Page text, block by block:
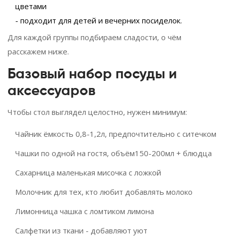
цветами
- подходит для детей и вечерних посиделок.
Для каждой группы подбираем сладости, о чём
расскажем ниже.
Базовый набор посуды и
аксессуаров
Чтобы стол выглядел целостно, нужен минимум:
Чайник ёмкость 0,8-1,2л, предпочтительно с ситечком
Чашки по одной на гостя, объём150-200мл + блюдца
Сахарница маленькая мисочка с ложкой
Молочник для тех, кто любит добавлять молоко
Лимонница чашка с ломтиком лимона
Салфетки из ткани - добавляют уют